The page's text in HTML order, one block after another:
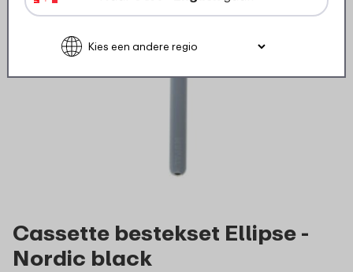
Cassette bestekset Ellipse -
Nordic black